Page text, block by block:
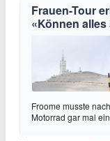
Frauen-Tour
«Können
Froome musste
Motorrad gar mal